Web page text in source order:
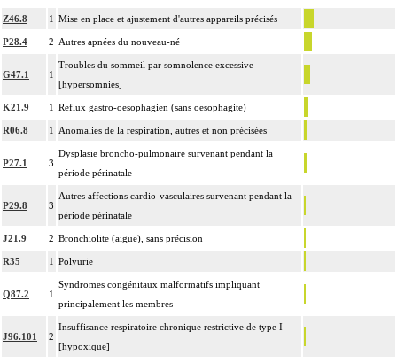
Z46.8 1 Mise en place et ajustement d'autres appareils précisés
P28.4 2 Autres apnées du nouveau-né
G47.1 1
Troubles du sommeil par somnolence excessive
[hypersomnies]
K21.9 1 Reflux gastro-oesophagien (sans oesophagite)
R06.8 1 Anomalies de la respiration, autres et non précisées
P27.1 3
Dysplasie broncho-pulmonaire survenant pendant la
période périnatale
P29.8 3
Autres affections cardio-vasculaires survenant pendant la
période périnatale
J21.9 2 Bronchiolite (aiguë), sans précision
R35 1 Polyurie
Q87.2 1
Syndromes congénitaux malformatifs impliquant
principalement les membres
J96.101 2
Insuffisance respiratoire chronique restrictive de type I
[hypoxique]